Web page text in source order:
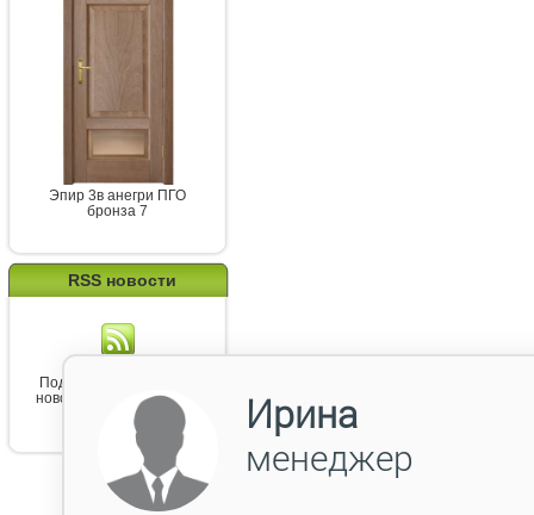
Эпир 3в анегри ПГО
бронза 7
RSS новости
Подпишитесь на канал
новостей от Belorawood